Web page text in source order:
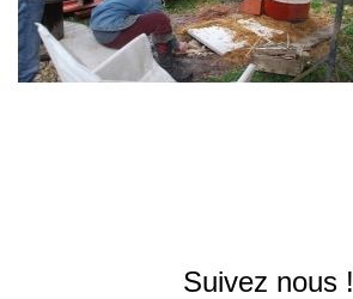
Suivez nous !